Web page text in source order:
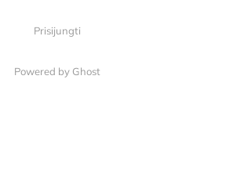
Prisijungti
Powered by Ghost